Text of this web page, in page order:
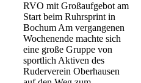
RVO mit Großaufgebot am
Start beim Ruhrsprint in
Bochum Am vergangenen
Wochenende machte sich
eine große Gruppe von
sportlich Aktiven des
Ruderverein Oberhausen